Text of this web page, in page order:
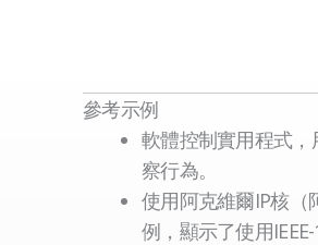
參考示例
軟體控制實用程式
察行為。
使用阿克維爾IP核（
例，顯示了使用